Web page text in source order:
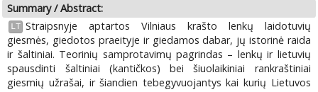
Summary / Abstract:
LT Straipsnyje aptartos Vilniaus krašto lenkų laidotuvių
giesmės, giedotos praeityje ir giedamos dabar, jų istorinė raida
ir šaltiniai. Teorinių samprotavimų pagrindas – lenkų ir lietuvių
spausdinti šaltiniai (kantičkos) bei šiuolaikiniai rankraštiniai
giesmių užrašai, ir šiandien tebegyvuojantys kai kurių Lietuvos